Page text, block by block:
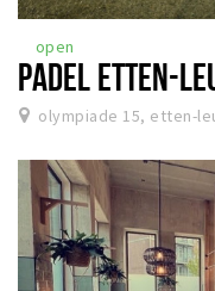
open
PADEL ETTEN-
olympiade 15, etten-